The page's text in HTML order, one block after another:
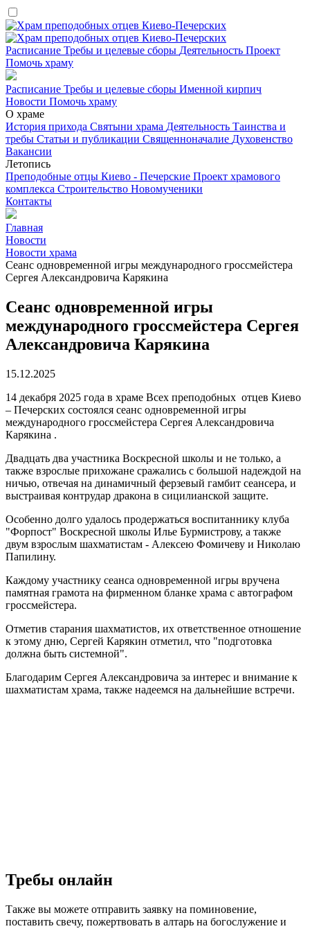
Расписание Требы и целевые сборы Деятельность Проект
Помочь храму
Расписание Требы и целевые сборы Именной кирпич
Новости Помочь храму
О храме
История прихода Святыни храма Деятельность Таинства и
требы Статьи и публикации Священноначалие Духовенство
Вакансии
Летопись
Преподобные отцы Киево - Печерские Проект храмового
комплекса Строительство Новомученики
Контакты
Главная
Новости
Новости храма
Сеанс одновременной игры международного гроссмейстера
Сергея Александровича Карякина
Сеанс одновременной игры
международного гроссмейстера Сергея
Александровича Карякина
15.12.2025
14 декабря 2025 года в храме Всех преподобных отцев Киево
– Печерских состоялся сеанс одновременной игры
международного гроссмейстера Сергея Александровича
Карякина .
Двадцать два участника Воскресной школы и не только, а
также взрослые прихожане сражались с большой надеждой на
ничью, отвечая на динамичный ферзевый гамбит сеансера, и
выстраивая контрудар дракона в сицилианской защите.
Особенно долго удалось продержаться воспитаннику клуба
"Форпост" Воскресной школы Илье Бурмистрову, а также
двум взрослым шахматистам - Алексею Фомичеву и Николаю
Папилину.
Каждому участнику сеанса одновременной игры вручена
памятная грамота на фирменном бланке храма с автографом
гроссмейстера.
Отметив старания шахматистов, их ответственное отношение
к этому дню, Сергей Карякин отметил, что "подготовка
должна быть системной".
Благодарим Сергея Александровича за интерес и внимание к
шахматистам храма, также надеемся на дальнейшие встречи.
Требы онлайн
Также вы можете отправить заявку на поминовение,
поставить свечу, пожертвовать в алтарь на богослужение и